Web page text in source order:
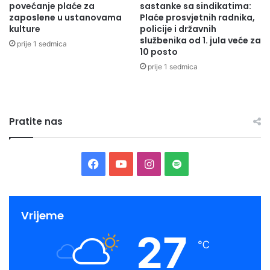
n
o
v
i
v
o
u
povećanje plaće za
zaposlene u ustanovama
kulture
prije 1 sedmica
sastanke sa sindikatima:
Plaće prosvjetnih radnika,
policije i državnih
službenika od 1. jula veće za
10 posto
prije 1 sedmica
Pratite nas
e
b
I
t
a
S
t
Vrijeme
27 ℃